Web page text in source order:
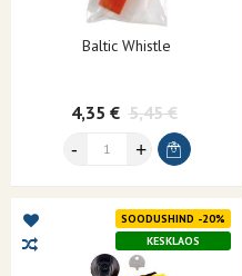
Baltic Whistle
4,35 € 5,45 €
SOODUSHIND -20%
KESKLAOS